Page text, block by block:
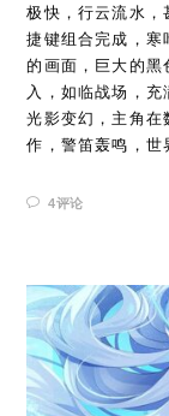
极快，行云流水，
捷键组合完成，寒
的画面，巨大的黑
入，如临战场，充
光影变幻，主角在
作，警笛轰鸣，世
4评论